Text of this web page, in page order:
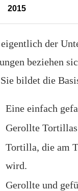
2015
der
beziehen
bildet die
Eine einfach
Gerollte
Tortilla, die am
wird.
Gerollte und